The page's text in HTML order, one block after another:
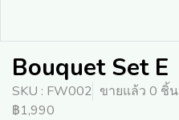
Bouquet Set E
SKU : FW002 ขายแล้ว 0 ชิ้น
฿1,990